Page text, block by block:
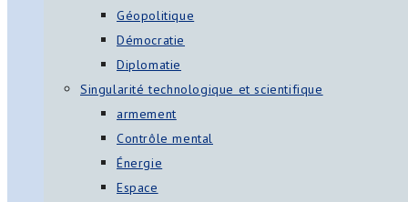
Géopolitique
Démocratie
Diplomatie
Singularité technologique et scientifique
armement
Contrôle mental
Énergie
Espace